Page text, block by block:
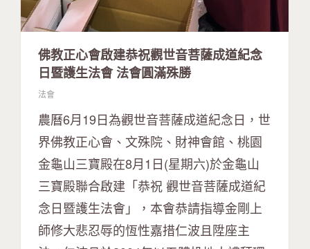
佛教正心會啟建恭祝觀世音菩薩成道紀念
日暨護生法會 法會圓滿殊勝
法會
農曆6月19日為觀世音菩薩成道紀念日，世
界佛教正心會、文殊院、財神會館、桃園
金龜山三寶殿在8月1日(星期六)於金龜山
三寶殿聯合啟建「恭祝 觀世音菩薩成道紀
念日暨護生法會」，本會恭請指導金剛上
師修大悲忍辱的恆性嘉措仁波且陞座主